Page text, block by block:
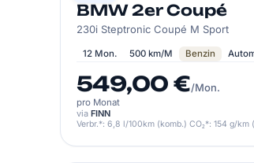
BMW 2er Coupé
230i Steptronic Coupé M Sport
12 Mon. 500 km/M Benzin
549,00 €/Mon.
pro Monat
via FINN
Verbr.*: 6,8 l/100km (komb.) CO₂*: 154 g/km